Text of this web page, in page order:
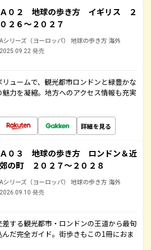
Ａ０２ 地球の歩き方 イギリス ２
０２６～２０２７
Aシリーズ（ヨーロッパ） 地球の歩き方 海外
2025.09.22 発売
リュームで、観光都市ロンドンと緑豊かな
力を凝縮。地方へのアクセス情報も充実
詳細を見る
Ａ０３ 地球の歩き方 ロンドン＆近
郊の町 ２０２７～２０２８
Aシリーズ（ヨーロッパ） 地球の歩き方 海外
2026.09.10 発売
する観光都市・ロンドンの王道から最旬
んだ完全ガイド。街歩きもこの1冊におま